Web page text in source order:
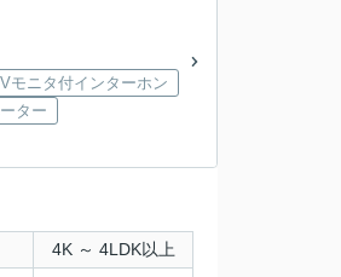
モニタ付インターホン
ター
4K ～ 4LDK以上